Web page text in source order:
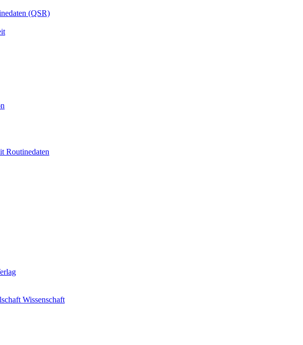
(QSR)
Routinedaten
Wissenschaft